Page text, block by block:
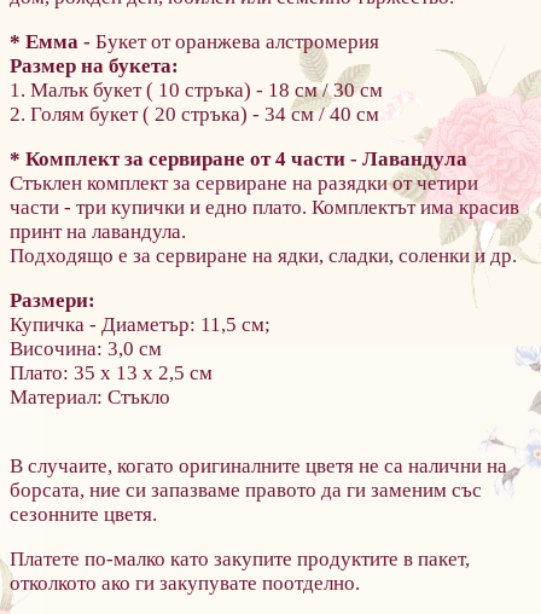
* Емма - Букет от оранжева алстромерия
Размер на букета:
1. Малък букет ( 10 стръка) - 18 см / 30 cм
2. Голям букет ( 20 стръка) - 34 см / 40 cм
* Комплект за сервиране от 4 части - Лавандула
Стъклен комплект за сервиране на разядки от четири
части - три купички и едно плато. Комплектът има красив
принт на лавандула.
Подходящо е за сервиране на ядки, сладки, соленки и др.
Размери:
Купичка - Диаметър: 11,5 см;
Височина: 3,0 см
Плато: 35 х 13 х 2,5 см
Материал: Стъкло
В случаите, когато оригиналните цветя не са налични на
борсата, ние си запазваме правото да ги заменим със
сезонните цветя.
Платете по-малко като закупите продуктите в пакет,
отколкото ако ги закупувате поотделно.